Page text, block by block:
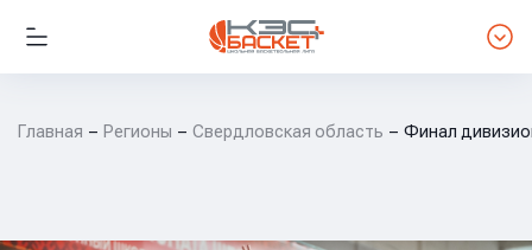
Главная Регионы Свердловская область Финал